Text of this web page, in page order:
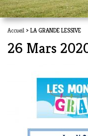
Accueil > LA GRANDE LESSIVE
26 Mars